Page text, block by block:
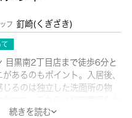
フ 釘崎(くぎざき)
目黒南2丁目店まで徒歩6分と
あるのもポイント。入居後、
じるのは独立した洗面所の物
いただける物件です。洋服や日
続きを読む